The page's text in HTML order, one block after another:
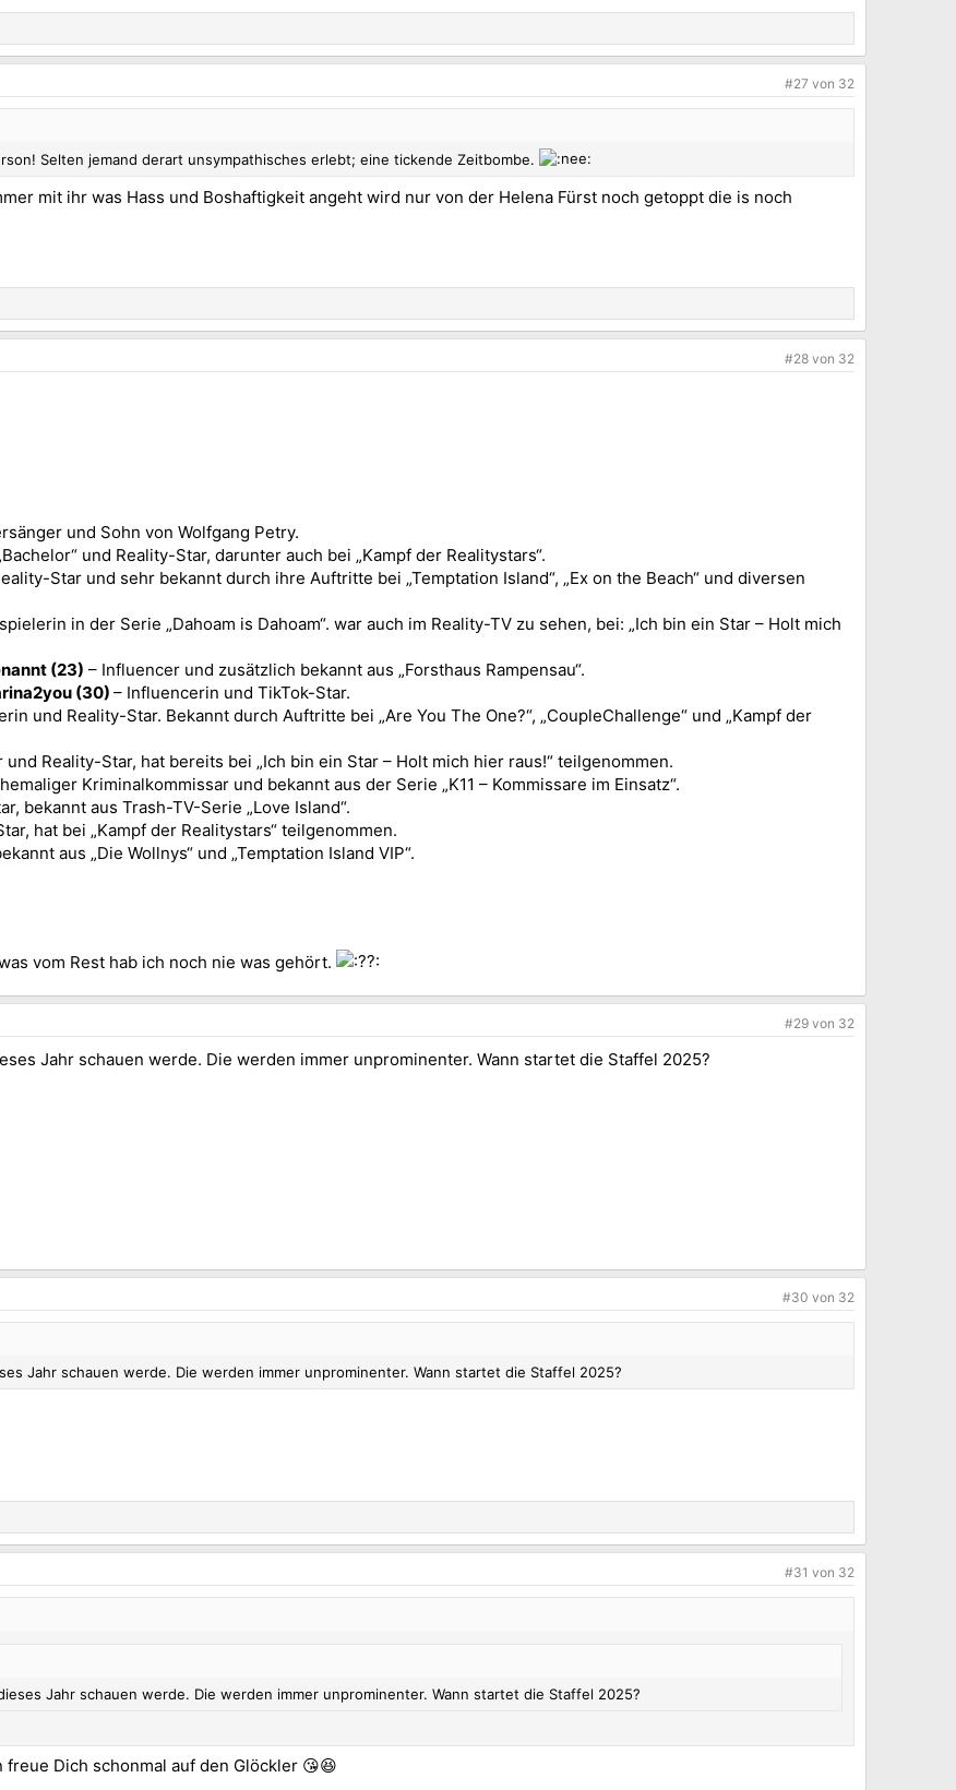
#27 von 32
Selten jemand derart unsympathisches erlebt; eine tickende Zeitbombe.
mit ihr was Hass und Boshaftigkeit angeht wird nur von der Helena Fürst noch getoppt die is noch
#28 von 32
und Sohn von Wolfgang Petry.
und Reality-Star, darunter auch bei „Kampf der Realitystars“.
Star und sehr bekannt durch ihre Auftritte bei „Temptation Island“, „Ex on the Beach“ und diversen
in der Serie „Dahoam is Dahoam“. war auch im Reality-TV zu sehen, bei: „Ich bin ein Star – Holt mich
(23) – Influencer und zusätzlich bekannt aus „Forsthaus Rampensau“.
(30) – Influencerin und TikTok-Star.
und Reality-Star. Bekannt durch Auftritte bei „Are You The One?“, „CoupleChallenge“ und „Kampf der
und Reality-Star, hat bereits bei „Ich bin ein Star – Holt mich hier raus!“ teilgenommen.
Kriminalkommissar und bekannt aus der Serie „K11 – Kommissare im Einsatz“.
bekannt aus Trash-TV-Serie „Love Island“.
hat bei „Kampf der Realitystars“ teilgenommen.
aus „Die Wollnys“ und „Temptation Island VIP“.
vom Rest hab ich noch nie was gehört.
#29 von 32
Jahr schauen werde. Die werden immer unprominenter. Wann startet die Staffel 2025?
#30 von 32
Jahr schauen werde. Die werden immer unprominenter. Wann startet die Staffel 2025?
#31 von 32
Jahr schauen werde. Die werden immer unprominenter. Wann startet die Staffel 2025?
Dich schonmal auf den Glöckler 😘😆